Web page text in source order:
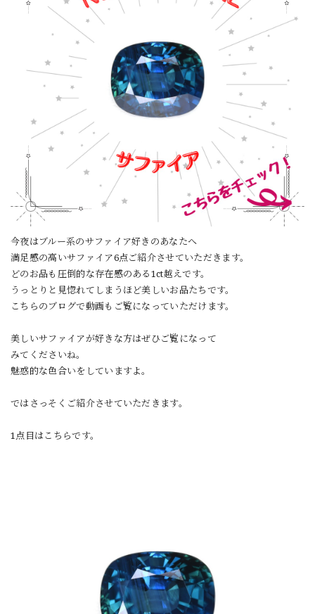
今夜はブルー系のサファイア好きのあなたへ
満足感の高いサファイア6点ご紹介させていただきます。
どのお品も圧倒的な存在感のある1ct越えです。
うっとりと見惚れてしまうほど美しいお品たちです。
こちらのブログで動画もご覧になっていただけます。
美しいサファイアが好きな方はぜひご覧になって
みてくださいね。
魅惑的な色合いをしていますよ。
ではさっそくご紹介させていただきます。
1点目はこちらです。